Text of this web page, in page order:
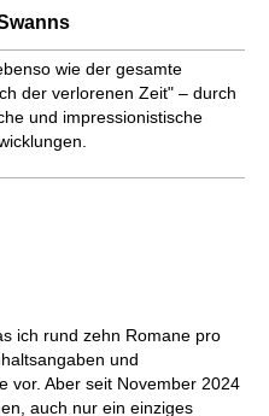
wie der gesamte
der verlorenen Zeit" – durch
und impressionistische
ich rund zehn Romane pro
und
vor. Aber seit November 2024
auch nur ein einziges